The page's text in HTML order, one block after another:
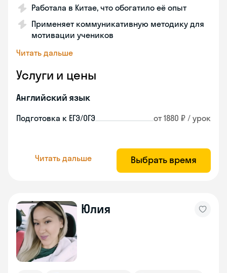
Работала в Китае, что обогатило её опыт
Применяет коммуникативную методику для
мотивации учеников
Читать дальше
Услуги и цены
Английский язык
Подготовка к ЕГЭ/ОГЭ от 1880 ₽ / урок
Читать дальше Выбрать время
Юлия